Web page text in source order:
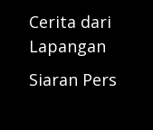
Cerita dari
Lapangan
Siaran Pers